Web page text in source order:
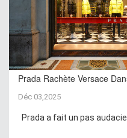
Prada Rachète Versace
Déc 03,2025
Prada a fait un pas